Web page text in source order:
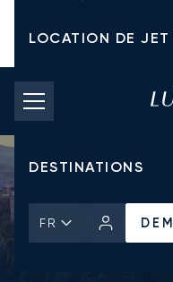
LOCATION DE JET
TARIFS
JETS PRIVÉS
DESTINATIONS
FR